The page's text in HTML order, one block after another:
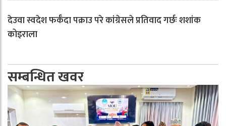
देउवा स्वदेश फर्कँदा पक्राउ परे कांग्रेसले प्रतिवाद गर्छः शशांक
कोइराला
सम्बन्धित खवर